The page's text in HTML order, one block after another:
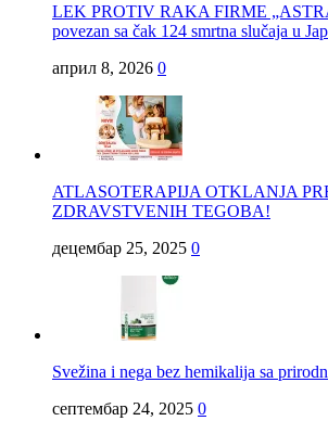
LEK PROTIV RAKA FIRME
povezan sa čak 124 smrtna slučaja u
април 8, 2026 0
ATLASOTERAPIJA OTKLANJA
ZDRAVSTVENIH TEGOBA!
децембар 25, 2025 0
Svežina i nega bez hemikalija sa
септембар 24, 2025 0